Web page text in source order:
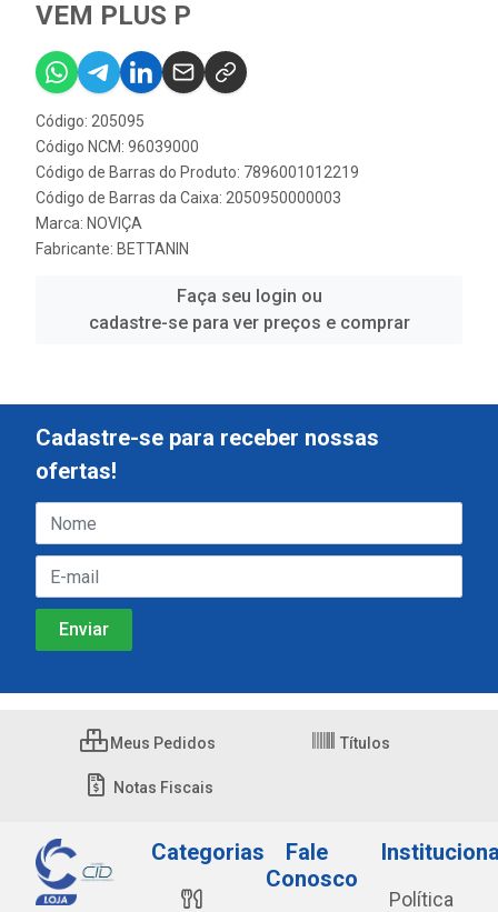
VEM PLUS P
Código: 205095
Código NCM: 96039000
Código de Barras do Produto: 7896001012219
Código de Barras da Caixa: 2050950000003
Marca: NOVIÇA
Fabricante: BETTANIN
Faça seu login ou
cadastre-se para ver preços e comprar
Cadastre-se para receber nossas
ofertas!
Meus Pedidos Títulos
Notas Fiscais
Categorias
Fale
Conosco
Política